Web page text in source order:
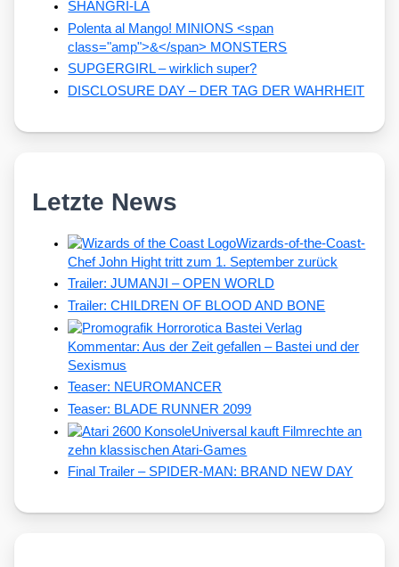
SHANGRI-LA
Polenta al Mango! MINIONS <span
class="amp">&</span> MONSTERS
SUPGERGIRL – wirklich super?
DISCLOSURE DAY – DER TAG DER WAHRHEIT
Letzte News
Wizards-of-the-Coast-
Chef John Hight tritt zum 1. September zurück
Trailer: JUMANJI – OPEN WORLD
Trailer: CHILDREN OF BLOOD AND BONE
Kommentar: Aus der Zeit gefallen – Bastei und der
Sexismus
Teaser: NEUROMANCER
Teaser: BLADE RUNNER 2099
Universal kauft Filmrechte an
zehn klassischen Atari-Games
Final Trailer – SPIDER-MAN: BRAND NEW DAY